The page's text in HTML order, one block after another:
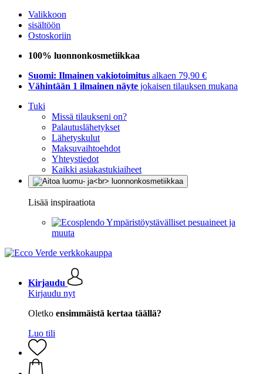
Valikkoon
sisältöön
Ostoskoriin
100% luonnonkosmetiikkaa
Suomi: Ilmainen vakiotoimitus alkaen 79,90 €
Vähintään 1 ilmainen näyte jokaisen tilauksen mukana
Tuki
Missä tilaukseni on?
Palautuslähetykset
Lähetyskulut
Maksuvaihtoehdot
Yhteystiedot
Kaikki asiakastukiaiheet
Lisää inspiraatiota
Ympäristöystävälliset pesuaineet ja
muuta
Kirjaudu
Kirjaudu nyt
Oletko ensimmäistä kertaa täällä?
Luo tili